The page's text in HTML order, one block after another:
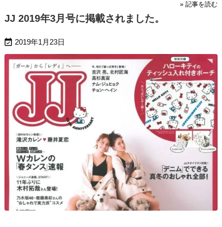
» 記事を読む
JJ 2019年3月号に掲載されました。
 2019年1月23日